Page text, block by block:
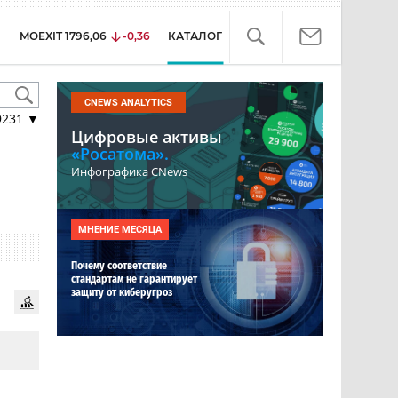
MOEXIT 1796,06 -0,36 КАТАЛОГ
▼
CNEWS ANALYTICS
Цифровые активы
«Росатома».
Инфографика CNews
МНЕНИЕ МЕСЯЦА
Почему соответствие
стандартам не гарантирует
защиту от киберугроз